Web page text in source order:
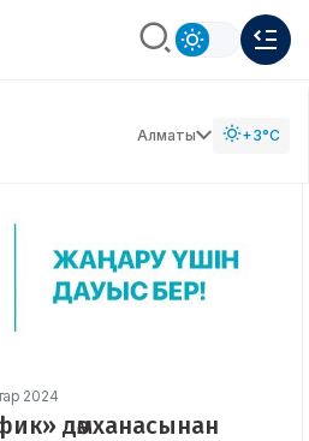
Алматы +3°C
2024
дәмханасынан